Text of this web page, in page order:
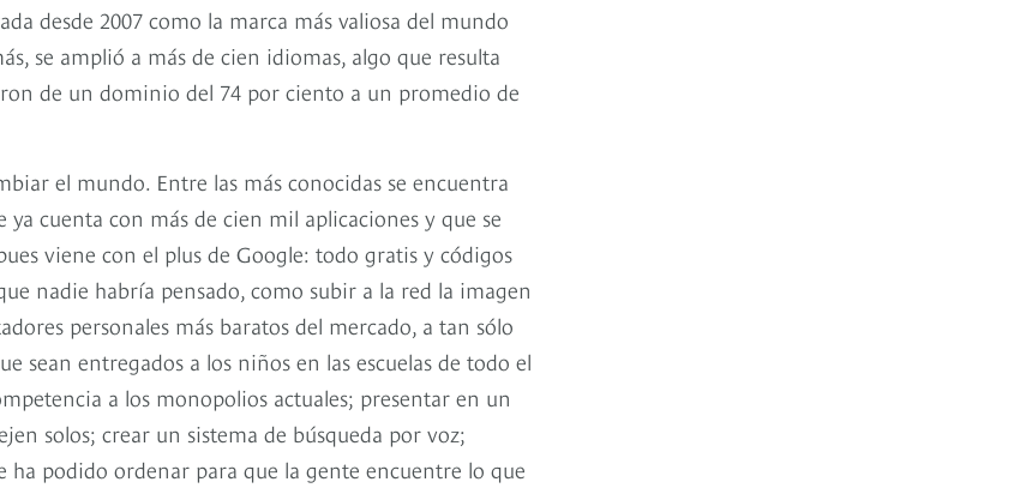
desde 2007 como la marca más valiosa del mundo
se amplió a más de cien idiomas, algo que resulta
de un dominio del 74 por ciento a un promedio de
el mundo. Entre las más conocidas se encuentra
cuenta con más de cien mil aplicaciones y que se
viene con el plus de Google: todo gratis y códigos
nadie habría pensado, como subir a la red la imagen
personales más baratos del mercado, a tan sólo
sean entregados a los niños en las escuelas de todo el
a los monopolios actuales; presentar en un
solos; crear un sistema de búsqueda por voz;
podido ordenar para que la gente encuentre lo que